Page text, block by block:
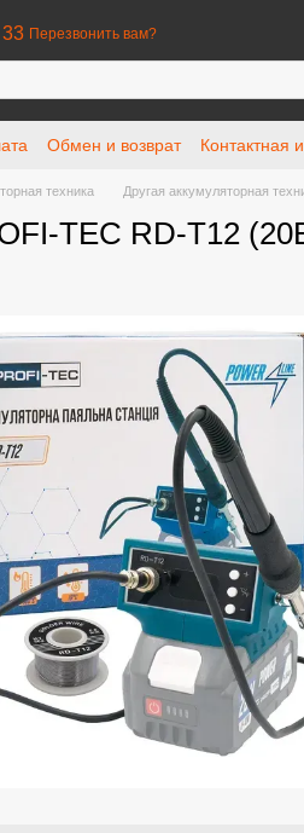
Перезвонить вам?
Обмен и возврат Контактная
техника Другая аккумуляторная
TEC RD-T12